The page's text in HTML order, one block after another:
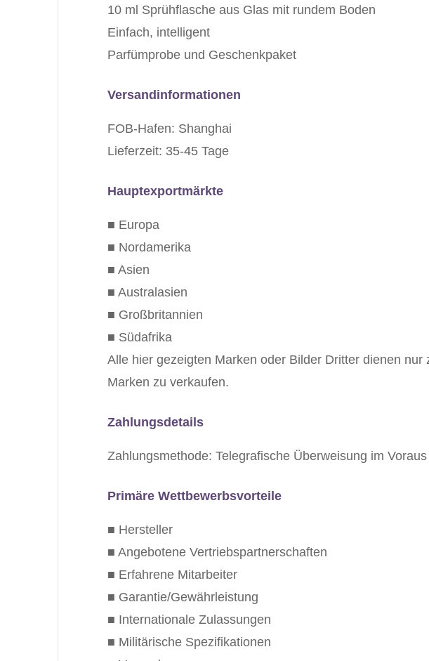
10 ml Sprühflasche aus Glas mit rundem Boden
Einfach, intelligent
Parfümprobe und Geschenkpaket
Versandinformationen
FOB-Hafen: Shanghai
Lieferzeit: 35-45 Tage
Hauptexportmärkte
■ Europa
■ Nordamerika
■ Asien
■ Australasien
■ Großbritannien
■ Südafrika
Alle hier gezeigten Marken oder Bilder Dritter dienen
Marken zu verkaufen.
Zahlungsdetails
Zahlungsmethode: Telegrafische Überweisung im
Primäre Wettbewerbsvorteile
■ Hersteller
■ Angebotene Vertriebspartnerschaften
■ Erfahrene Mitarbeiter
■ Garantie/Gewährleistung
■ Internationale Zulassungen
■ Militärische Spezifikationen